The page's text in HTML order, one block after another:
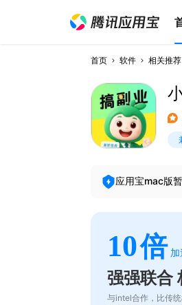
首页 软件 相关推荐
应用宝mac版
10倍 加
强强联合
与intel合作，比传